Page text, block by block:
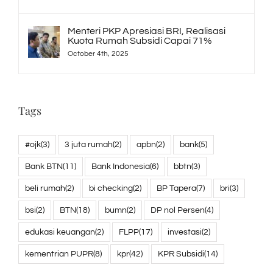
Menteri PKP Apresiasi BRI, Realisasi
Kuota Rumah Subsidi Capai 71%
October 4th, 2025
Tags
#ojk(3) 3 juta rumah(2) apbn(2) bank(5)
Bank BTN(11) Bank Indonesia(6) bbtn(3)
beli rumah(2) bi checking(2) BP Tapera(7) bri(3)
bsi(2) BTN(18) bumn(2) DP nol Persen(4)
edukasi keuangan(2) FLPP(17) investasi(2)
kementrian PUPR(8) kpr(42) KPR Subsidi(14)